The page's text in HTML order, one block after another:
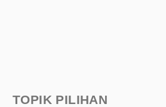
TOPIK PILIHAN